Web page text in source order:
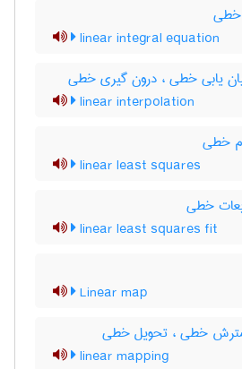
خطی
linear integral equation
یابی خطی ، درون گیری خطی
linear interpolation
خطی
linear least squares
خطی
linear least squares fit
Linear map
خطی ، تحویل خطی
linear mapping